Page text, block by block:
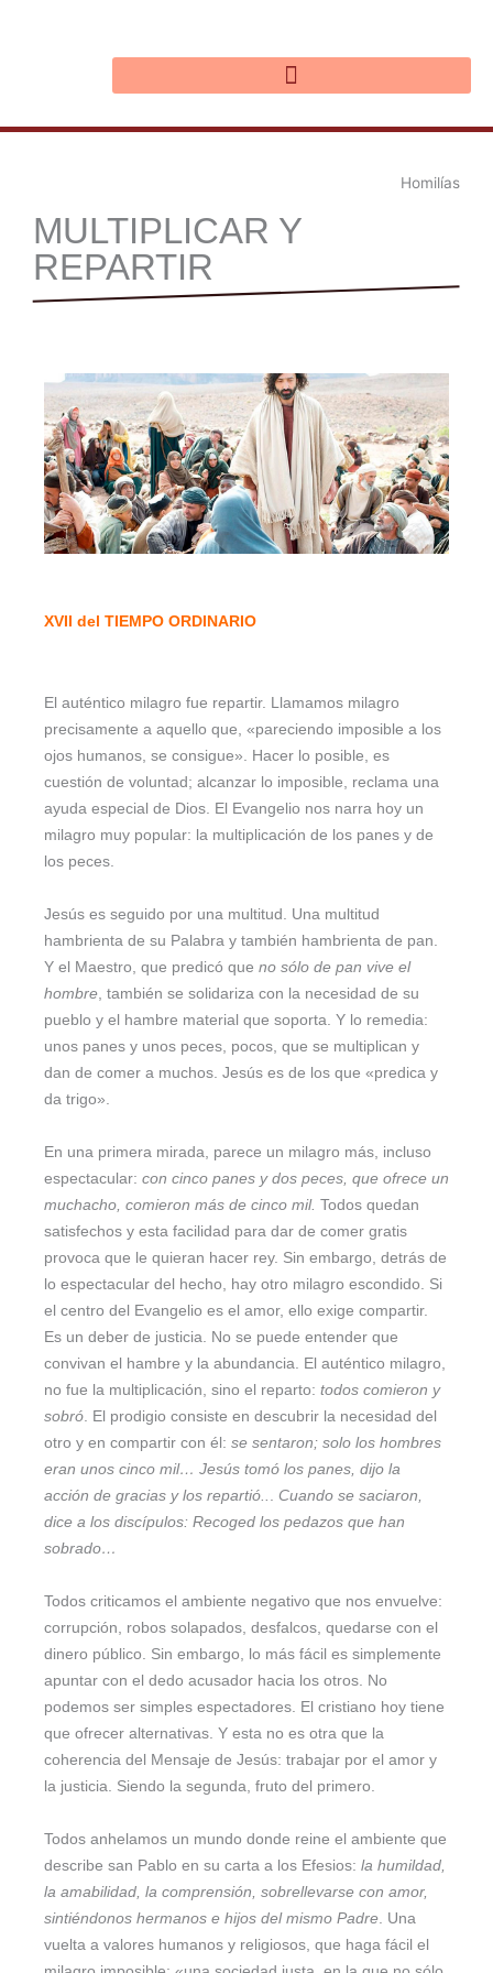
Homilías
MULTIPLICAR Y
REPARTIR
XVII del TIEMPO ORDINARIO
El auténtico milagro fue repartir. Llamamos milagro
precisamente a aquello que, «pareciendo imposible a los
ojos humanos, se consigue». Hacer lo posible, es
cuestión de voluntad; alcanzar lo imposible, reclama una
ayuda especial de Dios. El Evangelio nos narra hoy un
milagro muy popular: la multiplicación de los panes y de
los peces.
Jesús es seguido por una multitud. Una multitud
hambrienta de su Palabra y también hambrienta de pan.
Y el Maestro, que predicó que no sólo de pan vive el
hombre , también se solidariza con la necesidad de su
pueblo y el hambre material que soporta. Y lo remedia:
unos panes y unos peces, pocos, que se multiplican y
dan de comer a muchos. Jesús es de los que «predica y
da trigo».
En una primera mirada, parece un milagro más, incluso
espectacular: con cinco panes y dos peces, que ofrece un
muchacho, comieron más de cinco mil. Todos quedan
satisfechos y esta facilidad para dar de comer gratis
provoca que le quieran hacer rey. Sin embargo, detrás de
lo espectacular del hecho, hay otro milagro escondido. Si
el centro del Evangelio es el amor, ello exige compartir.
Es un deber de justicia. No se puede entender que
convivan el hambre y la abundancia. El auténtico milagro,
no fue la multiplicación, sino el reparto: todos comieron y
sobró . El prodigio consiste en descubrir la necesidad del
otro y en compartir con él: se sentaron; solo los hombres
eran unos cinco mil… Jesús tomó los panes, dijo la
acción de gracias y los repartió..
Cuando se saciaron,
dice a los discípulos: Recoged los pedazos que han
sobrado…
Todos criticamos el ambiente negativo que nos envuelve:
corrupción, robos solapados, desfalcos, quedarse con el
dinero público. Sin embargo, lo más fácil es simplemente
apuntar con el dedo acusador hacia los otros. No
podemos ser simples espectadores. El cristiano hoy tiene
que ofrecer alternativas. Y esta no es otra que la
coherencia del Mensaje de Jesús: trabajar por el amor y
la justicia. Siendo la segunda, fruto del primero.
Todos anhelamos un mundo donde reine el ambiente que
describe san Pablo en su carta a los Efesios: la humildad,
la amabilidad, la comprensión, sobrellevarse con amor,
sintiéndonos hermanos e hijos del mismo Padre . Una
vuelta a valores humanos y religiosos, que haga fácil el